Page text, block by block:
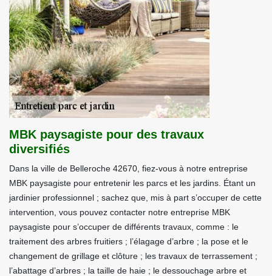
MBK paysagiste pour des travaux
diversifiés
Dans la ville de Belleroche 42670, fiez-vous à notre entreprise
MBK paysagiste pour entretenir les parcs et les jardins. Étant un
jardinier professionnel ; sachez que, mis à part s’occuper de cette
intervention, vous pouvez contacter notre entreprise MBK
paysagiste pour s’occuper de différents travaux, comme : le
traitement des arbres fruitiers ; l’élagage d’arbre ; la pose et le
changement de grillage et clôture ; les travaux de terrassement ;
l’abattage d’arbres ; la taille de haie ; le dessouchage arbre et